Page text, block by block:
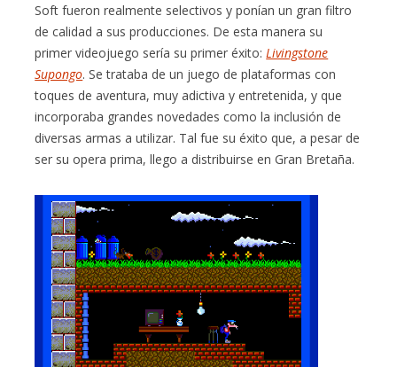
Soft fueron realmente selectivos y ponían un gran filtro
de calidad a sus producciones. De esta manera su
primer videojuego sería su primer éxito: Livingstone
Supongo. Se trataba de un juego de plataformas con
toques de aventura, muy adictiva y entretenida, y que
incorporaba grandes novedades como la inclusión de
diversas armas a utilizar. Tal fue su éxito que, a pesar de
ser su opera prima, llego a distribuirse en Gran Bretaña.